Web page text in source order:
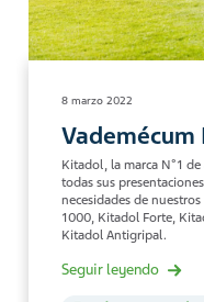
8 marzo 2022
Kitadol, la marca N°1
todas sus
necesidades de
1000, Kitadol Forte,
Kitadol Antigripal.
Seguir leyendo